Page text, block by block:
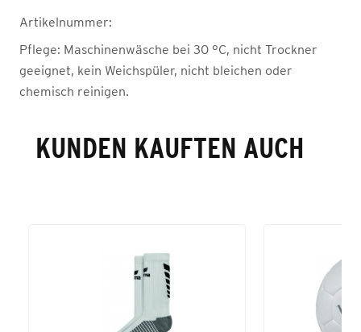
Artikelnummer:
Pflege: Maschinenwäsche bei 30 °C, nicht Trockner
geeignet, kein Weichspüler, nicht bleichen oder
chemisch reinigen.
KUNDEN KAUFTEN AUCH